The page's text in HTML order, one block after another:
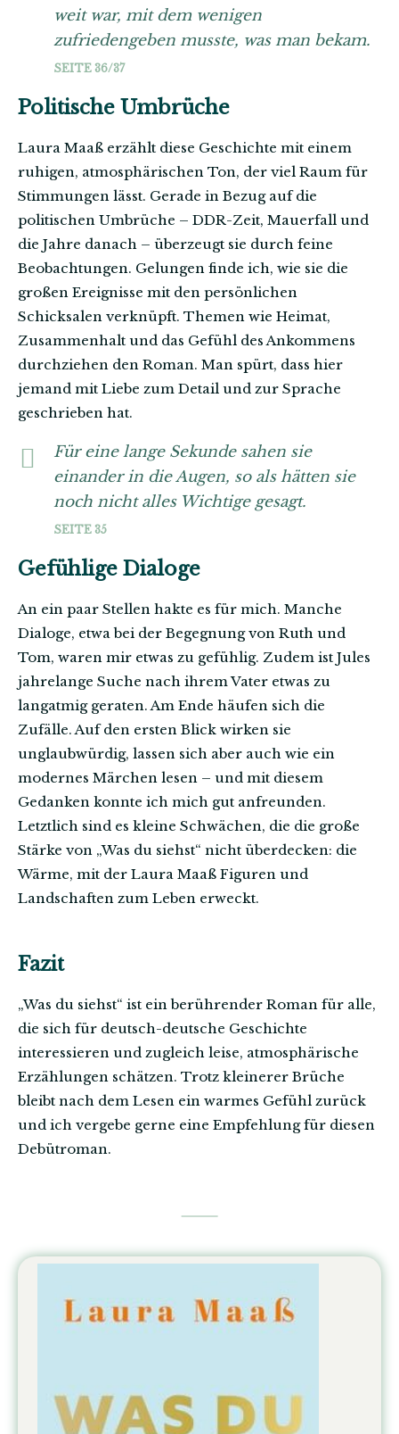
weit war, mit dem wenigen
zufriedengeben musste, was man bekam.
SEITE 36/37
Politische Umbrüche
Laura Maaß erzählt diese Geschichte mit einem
ruhigen, atmosphärischen Ton, der viel Raum für
Stimmungen lässt. Gerade in Bezug auf die
politischen Umbrüche – DDR-Zeit, Mauerfall und
die Jahre danach – überzeugt sie durch feine
Beobachtungen. Gelungen finde ich, wie sie die
großen Ereignisse mit den persönlichen
Schicksalen verknüpft. Themen wie Heimat,
Zusammenhalt und das Gefühl des Ankommens
durchziehen den Roman. Man spürt, dass hier
jemand mit Liebe zum Detail und zur Sprache
geschrieben hat.
Für eine lange Sekunde sahen sie
einander in die Augen, so als hätten sie
noch nicht alles Wichtige gesagt.
SEITE 35
Gefühlige Dialoge
An ein paar Stellen hakte es für mich. Manche
Dialoge, etwa bei der Begegnung von Ruth und
Tom, waren mir etwas zu gefühlig. Zudem ist Jules
jahrelange Suche nach ihrem Vater etwas zu
langatmig geraten. Am Ende häufen sich die
Zufälle. Auf den ersten Blick wirken sie
unglaubwürdig, lassen sich aber auch wie ein
modernes Märchen lesen – und mit diesem
Gedanken konnte ich mich gut anfreunden.
Letztlich sind es kleine Schwächen, die die große
Stärke von „Was du siehst“ nicht überdecken: die
Wärme, mit der Laura Maaß Figuren und
Landschaften zum Leben erweckt.
Fazit
„Was du siehst“ ist ein berührender Roman für alle,
die sich für deutsch-deutsche Geschichte
interessieren und zugleich leise, atmosphärische
Erzählungen schätzen. Trotz kleinerer Brüche
bleibt nach dem Lesen ein warmes Gefühl zurück
und ich vergebe gerne eine Empfehlung für diesen
Debütroman.